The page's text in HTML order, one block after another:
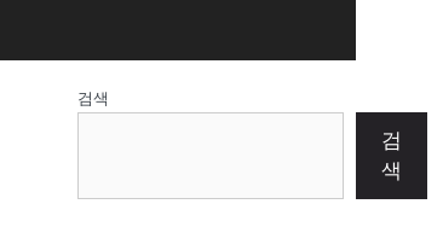
검색
검
색